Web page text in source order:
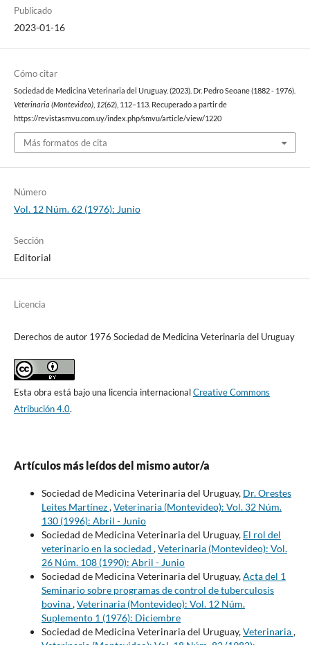
Publicado
2023-01-16
Cómo citar
Sociedad de Medicina Veterinaria del Uruguay. (2023). Dr. Pedro Seoane (1882 - 1976).
Veterinaria (Montevideo), 12(62), 112–113. Recuperado a partir de
https://revistasmvu.com.uy/index.php/smvu/article/view/1220
Más formatos de cita
Número
Vol. 12 Núm. 62 (1976): Junio
Sección
Editorial
Licencia
Derechos de autor 1976 Sociedad de Medicina Veterinaria del Uruguay
Esta obra está bajo una licencia internacionalCreative Commons
Atribución 4.0.
Artículos más leídos del mismo autor/a
Sociedad de Medicina Veterinaria del Uruguay, Dr. Orestes
Leites Martínez,Veterinaria (Montevideo): Vol. 32 Núm.
130 (1996): Abril - Junio
Sociedad de Medicina Veterinaria del Uruguay, El rol del
veterinario en la sociedad ,Veterinaria (Montevideo): Vol.
26 Núm. 108 (1990): Abril - Junio
Sociedad de Medicina Veterinaria del Uruguay,Acta del 1
Seminario sobre programas de control de tuberculosis
bovina,Veterinaria (Montevideo): Vol. 12 Núm.
Suplemento 1 (1976): Diciembre
Sociedad de Medicina Veterinaria del Uruguay,Veterinaria,